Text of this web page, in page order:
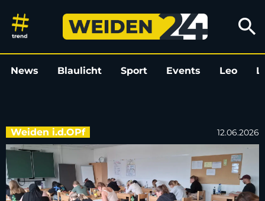
Abschlussprüfungen für
search
News Blaulicht Sport Events Leo
Weiden i.d.OPf 12.06.2026